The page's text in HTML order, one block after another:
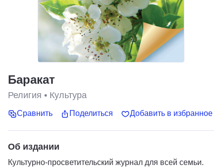
Баракат
Религия • Культура
Сравнить Поделиться Добавить в избранное
Об издании
Культурно-просветительский журнал для всей семьи.